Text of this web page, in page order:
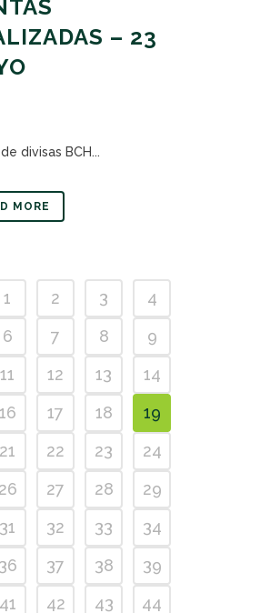
– 23
divisas BCH...
MORE
1 2 3
4
6 7 8
9
11 12 13
14
16 17 18
19
21 22 23
24
26 27 28
29
31 32 33
34
36 37 38
39
41 42 43
44